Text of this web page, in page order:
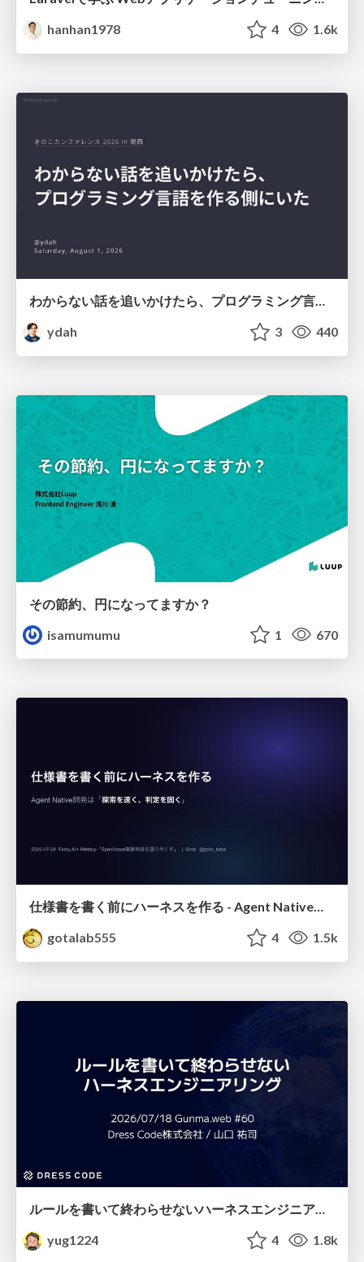
hanhan1978
4 1.6k
わからない話を追いかけたら、プログラミング言語を作る側にいた
ydah
3 440
その節約、円になってますか？
isamumumu
1 670
仕様書を書く前にハーネスを作る - Agent Native開発は「探索を速く、判定を固く」
gotalab555
4 1.5k
ルールを書いて終わらせないハーネスエンジニアリング
yug1224
4 1.8k